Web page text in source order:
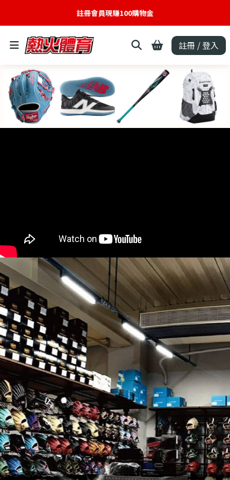
註冊會員現賺100購物金
註冊 / 登入